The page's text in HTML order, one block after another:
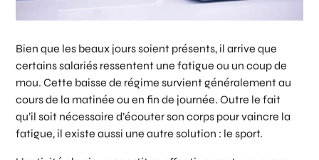
Bien que les beaux jours soient présents, il arrive que
certains salariés ressentent une fatigue ou un coup de
mou. Cette baisse de régime survient généralement au
cours de la matinée ou en fin de journée. Outre le fait
qu’il soit nécessaire d’écouter son corps pour vaincre la
fatigue, il existe aussi une autre solution : le sport.